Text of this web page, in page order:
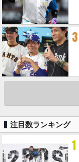
3
注目数ランキング
1